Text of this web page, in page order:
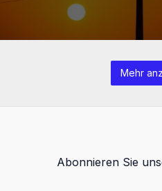
Mehr
Abonnieren Sie